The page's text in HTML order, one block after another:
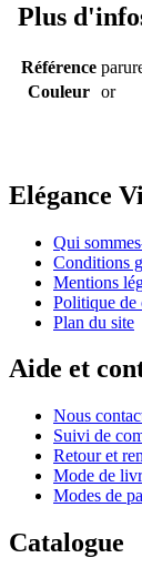
Plus
Référence
Couleur or
Elégance
Qui
Conditions
Mentions
Politique de
Plan du site
Aide et
Nous
Suivi de
Retour et
Mode de
Modes de
Catalogue